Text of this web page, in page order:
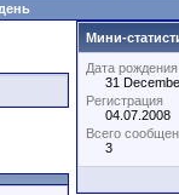
Мини-
Дата рождения
31
Регистрация
04.07.2008
Всего
3